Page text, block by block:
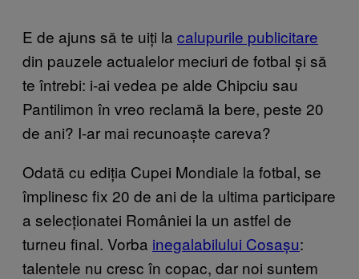
E de ajuns să te uiți la calupurile publicitare
din pauzele actualelor meciuri de fotbal și să
te întrebi: i-ai vedea pe alde Chipciu sau
Pantilimon în vreo reclamă la bere, peste 20
de ani? I-ar mai recunoaște careva?
Odată cu ediția Cupei Mondiale la fotbal, se
împlinesc fix 20 de ani de la ultima participare
a selecționatei României la un astfel de
turneu final. Vorba inegalabilului Cosașu:
talentele nu cresc în copac, dar noi suntem